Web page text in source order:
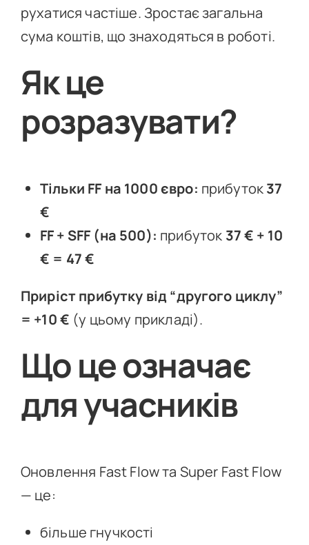
рухатися частіше. Зростає загальна
сума коштів, що знаходяться в роботі.
Як це
розразувати?
Тільки FF на 1000 євро: прибуток37
€
FF + SFF (на 500): прибуток 37 € + 10
€ = 47 €
Приріст прибутку від “другого циклу”
= +10 € (у цьому прикладі).
Що це означає
для учасників
Оновлення Fast Flow та Super Fast Flow
— це:
більше гнучкості